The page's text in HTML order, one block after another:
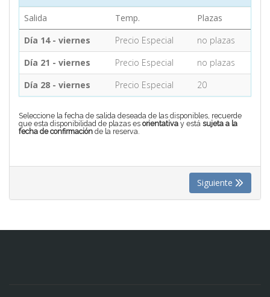
COMPRAR
CONTACTO
MÁS
Salida Temp.
Plazas
Día 14 - viernes
Precio Especial
no plazas
Día 21 - viernes
Precio Especial
no plazas
Día 28 - viernes
Precio Especial 20
Seleccione la fecha de salida deseada de las disponibles, recuerde
que esta disponibilidad de plazas es orientativa y está sujeta a la
fecha de confirmación de la reserva.
Siguiente